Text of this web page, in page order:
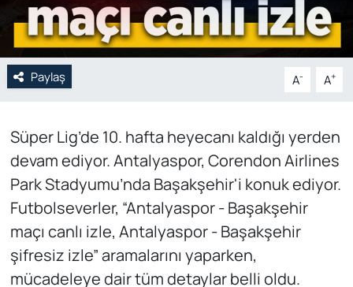
Paylaş A- A+
Süper Lig’de 10. hafta heyecanı kaldığı yerden
devam ediyor. Antalyaspor, Corendon Airlines
Park Stadyumu’nda Başakşehir'i konuk ediyor.
Futbolseverler, “Antalyaspor - Başakşehir
maçı canlı izle, Antalyaspor - Başakşehir
şifresiz izle” aramalarını yaparken,
mücadeleye dair tüm detaylar belli oldu.
POLİTİKA
Siyaset
Web Tv
Yerel